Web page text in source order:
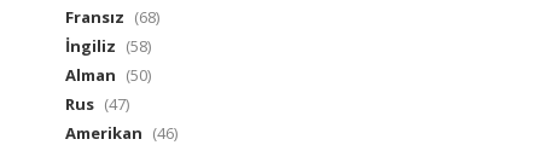
Fransız (68)
İngiliz (58)
Alman (50)
Rus (47)
Amerikan (46)